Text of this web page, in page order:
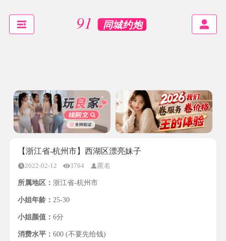
【浙江省-杭州市】西湖区漂亮妹子
2022-02-12 3764 匿名
所属地区： 浙江省-杭州市
小姐年龄： 25-30
小姐颜值： 6分
消费水平： 600 (不要先给钱)